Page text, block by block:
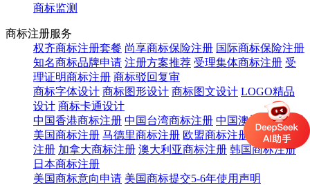
商标监测
商标注册服务
权齐商标注册套餐 尚享商标保险注册 国际商标保险注册
知名商标品牌申请 注册方案推荐 受理集体商标注册 受
理证明商标注册 商标驳回复审
商标字体设计 商标图形设计 商标图文设计 LOGO精品
设计 商标卡通设计
中国香港商标注册 中国台湾商标注册 中国澳门商标注册
美国商标注册 马德里商标注册 欧盟商标注册
英国商标
注册 加拿大商标注册 澳大利亚商标注册 韩国商标注册
日本商标注册
美国商标意向申请 美国商标提交5-6年使用声明